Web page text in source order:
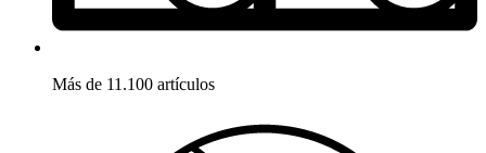
Más de 11.100 artículos